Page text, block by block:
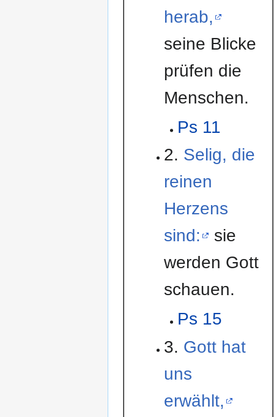
herab,
seine Blicke
prüfen die
Menschen.
Ps 11
2. Selig, die
reinen
Herzens
sind:
sie
werden Gott
schauen.
Ps 15
3. Gott hat
uns
erwählt,